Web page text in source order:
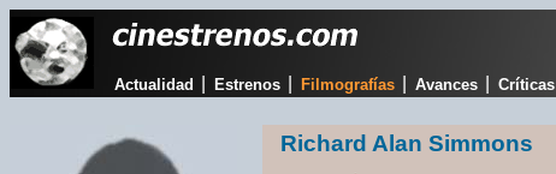
Actualidad Estrenos Filmografías Avances Críticas
Richard Alan Simmons